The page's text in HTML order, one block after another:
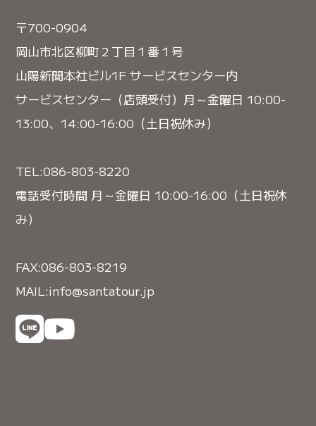
〒700-0904
岡山市北区柳町２丁目１番１号
山陽新聞本社ビル1F サービスセンター内
サービスセンター（店頭受付）月～金曜日 10:00-
13:00、14:00-16:00（土日祝休み）
TEL:086-803-8220
電話受付時間 月～金曜日 10:00-16:00（土日祝休
み）
FAX:086-803-8219
MAIL:info@santatour.jp